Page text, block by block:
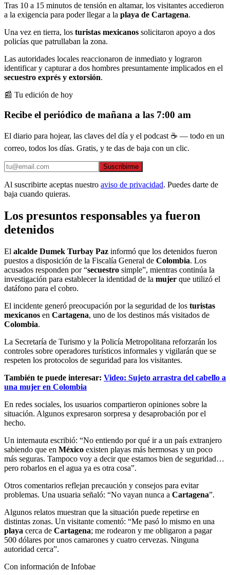
Tras 10 a 15 minutos de tensión en altamar, los visitantes accedieron
a la exigencia para poder llegar a la playa de Cartagena.
Una vez en tierra, los turistas mexicanos solicitaron apoyo a dos
policías que patrullaban la zona.
Las autoridades locales reaccionaron de inmediato y lograron
identificar y capturar a dos hombres presuntamente implicados en el
secuestro exprés y extorsión.
📰 Tu edición de hoy
Recibe el periódico de mañana a las 7:00 am
El diario para hojear, las claves del día y el podcast ☕ — todo en un
correo, todos los días. Gratis, y te das de baja con un clic.
Suscribirme
Al suscribirte aceptas nuestro aviso de privacidad. Puedes darte de
baja cuando quieras.
Los presuntos responsables ya fueron
detenidos
El alcalde Dumek Turbay Paz informó que los detenidos fueron
puestos a disposición de la Fiscalía General de Colombia. Los
acusados responden por “secuestro simple”, mientras continúa la
investigación para establecer la identidad de la mujer que utilizó el
datáfono para el cobro.
El incidente generó preocupación por la seguridad de los turistas
mexicanos en Cartagena, uno de los destinos más visitados de
Colombia.
La Secretaría de Turismo y la Policía Metropolitana reforzarán los
controles sobre operadores turísticos informales y vigilarán que se
respeten los protocolos de seguridad para los visitantes.
También te puede interesar: Video: Sujeto arrastra del cabello a
una mujer en Colombia
En redes sociales, los usuarios compartieron opiniones sobre la
situación. Algunos expresaron sorpresa y desaprobación por el
hecho.
Un internauta escribió: “No entiendo por qué ir a un país extranjero
sabiendo que en México existen playas más hermosas y un poco
más seguras. Tampoco voy a decir que estamos bien de seguridad…
pero robarlos en el agua ya es otra cosa”.
Otros comentarios reflejan precaución y consejos para evitar
problemas. Una usuaria señaló: “No vayan nunca a Cartagena”.
Algunos relatos muestran que la situación puede repetirse en
distintas zonas. Un visitante comentó: “Me pasó lo mismo en una
playa cerca de Cartagena; me rodearon y me obligaron a pagar
500 dólares por unos camarones y cuatro cervezas. Ninguna
autoridad cerca”.
Con información de Infobae